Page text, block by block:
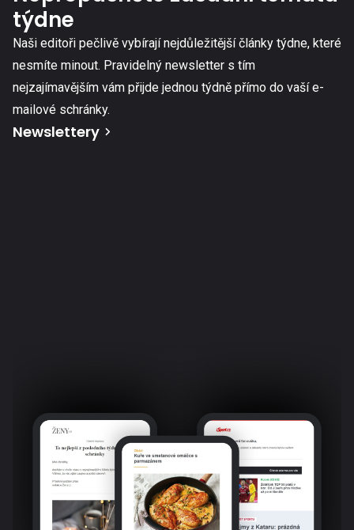
týdne
Naši editoři pečlivě vybírají nejdůležitější články týdne, které
nesmíte minout. Pravidelný newsletter s tím
nejzajímavějším vám přijde jednou týdně přímo do vaší e-
mailové schránky.
Newslettery